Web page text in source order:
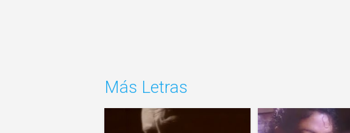
Más Letras